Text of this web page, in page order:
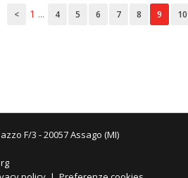
< 1 ... 4 5 6 7 8 9 10
F/3 - 20057 Assago (MI)